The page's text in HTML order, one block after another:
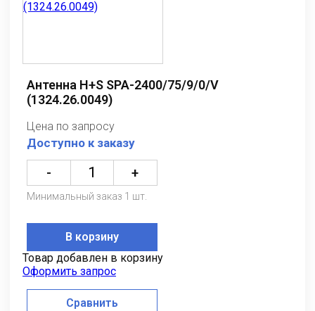
Антенна H+S SPA-2400/75/9/0/V
(1324.26.0049)
Цена по запросу
Доступно к заказу
- +
Минимальный заказ 1 шт.
В корзину
Товар добавлен в корзину
Оформить запрос
Сравнить